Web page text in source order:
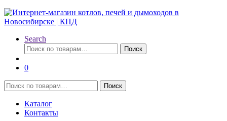
Search
Искать:
Поиск
0
Искать:
Поиск
Каталог
Контакты